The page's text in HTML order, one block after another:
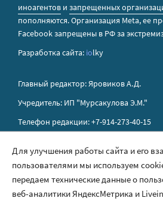
иноагентов и запрещенных
пополняются. Организация Metа, ее
Facebook запрещены в РФ за
Разработка сайта: iolky
Главный редактор: Яровиков А.Д.
Учредитель: ИП "Мурсакулова Э.М."
Телефон редакции: +7-914-273-40-15
Правила сайта
Политика обработки персональных
Для улучшения работы сайта и его
пользователями мы используем
передаем технические данные о
веб-аналитики ЯндексМетрика и